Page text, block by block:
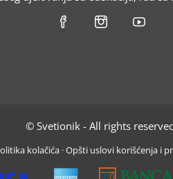
© Svetionik - All rights
kolačića ·Opšti uslovi korišćenja i